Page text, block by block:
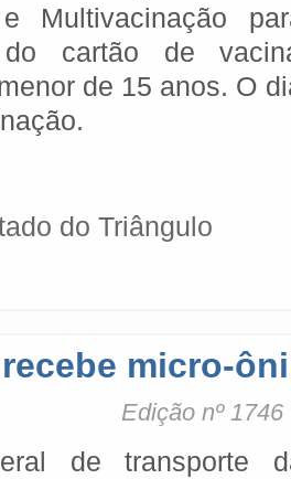
Multivacinação
do cartão de
de 15 anos. O
do Triângulo
micro-
Edição nº
de transporte